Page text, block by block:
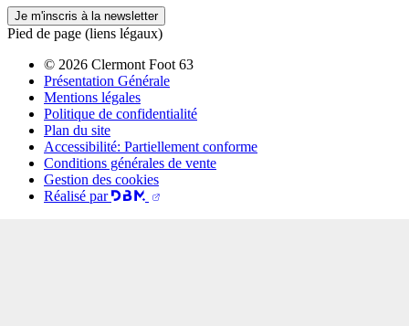
Je m'inscris à la newsletter
Pied de page (liens légaux)
© 2026 Clermont Foot 63
Présentation Générale
Mentions légales
Politique de confidentialité
Plan du site
Accessibilité: Partiellement conforme
Conditions générales de vente
Gestion des cookies
Réalisé par